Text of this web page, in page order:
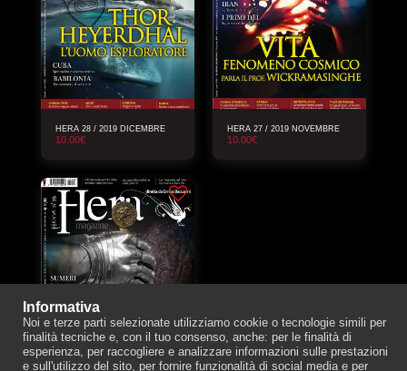
Informativa
Noi e terze parti selezionate utilizziamo cookie o tecnologie simili per
finalità tecniche e, con il tuo consenso, anche: per le finalità di
esperienza, per raccogliere e analizzare informazioni sulle prestazioni
e sull'utilizzo del sito, per fornire funzionalità di social media e per
HERA 28 / 2019 DICEMBRE
10.00€
HERA 27 / 2019 NOVEMBRE
10.00€